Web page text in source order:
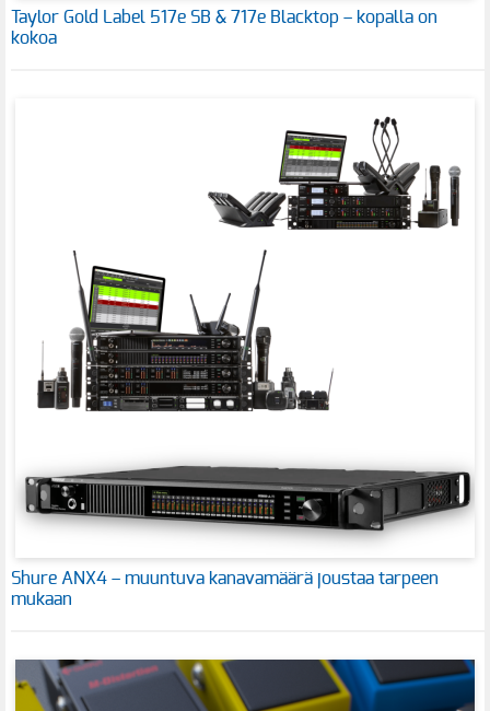
Taylor Gold Label 517e SB & 717e Blacktop – kopalla on
kokoa
Shure ANX4 – muuntuva kanavamäärä joustaa tarpeen
mukaan